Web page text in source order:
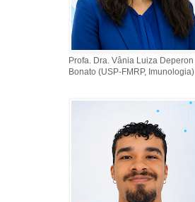
Profa. Dra. Vânia Luiza Deperon
Bonato (USP-FMRP, Imunologia)